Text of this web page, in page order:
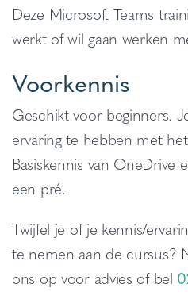
Deze Microsoft Teams
werkt of wil gaan werken
Voorkennis
Geschikt voor beginners.
ervaring te hebben met
Basiskennis van OneDrive
een pré.
Twijfel je of je kennis/
te nemen aan de cursus?
ons op voor advies of bel